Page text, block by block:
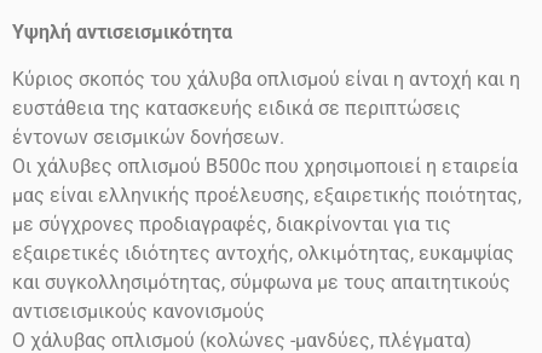
Υψηλή αντισεισμικότητα
Κύριος σκοπός του χάλυβα οπλισμού είναι η αντοχή και η
ευστάθεια της κατασκευής ειδικά σε περιπτώσεις
έντονων σεισμικών δονήσεων.
Οι χάλυβες οπλισμού Β500c που χρησιμοποιεί η εταιρεία
μας είναι ελληνικής προέλευσης, εξαιρετικής ποιότητας,
με σύγχρονες προδιαγραφές, διακρίνονται για τις
εξαιρετικές ιδιότητες αντοχής, ολκιμότητας, ευκαμψίας
και συγκολλησιμότητας, σύμφωνα με τους απαιτητικούς
αντισεισμικούς κανονισμούς
Ο χάλυβας οπλισμού (κολώνες -μανδύες, πλέγματα)